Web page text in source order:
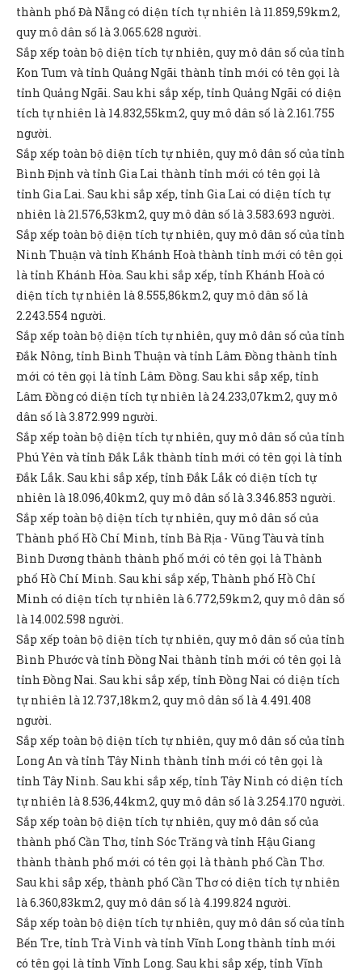
thành phố Đà Nẵng có diện tích tự nhiên là 11.859,59km2,
quy mô dân số là 3.065.628 người.
Sắp xếp toàn bộ diện tích tự nhiên, quy mô dân số của tỉnh
Kon Tum và tỉnh Quảng Ngãi thành tỉnh mới có tên gọi là
tỉnh Quảng Ngãi. Sau khi sắp xếp, tỉnh Quảng Ngãi có diện
tích tự nhiên là 14.832,55km2, quy mô dân số là 2.161.755
người.
Sắp xếp toàn bộ diện tích tự nhiên, quy mô dân số của tỉnh
Bình Định và tỉnh Gia Lai thành tỉnh mới có tên gọi là
tỉnh Gia Lai. Sau khi sắp xếp, tỉnh Gia Lai có diện tích tự
nhiên là 21.576,53km2, quy mô dân số là 3.583.693 người.
Sắp xếp toàn bộ diện tích tự nhiên, quy mô dân số của tỉnh
Ninh Thuận và tỉnh Khánh Hoà thành tỉnh mới có tên gọi
là tỉnh Khánh Hòa. Sau khi sắp xếp, tỉnh Khánh Hoà có
diện tích tự nhiên là 8.555,86km2, quy mô dân số là
2.243.554 người.
Sắp xếp toàn bộ diện tích tự nhiên, quy mô dân số của tỉnh
Đắk Nông, tỉnh Bình Thuận và tỉnh Lâm Đồng thành tỉnh
mới có tên gọi là tỉnh Lâm Đồng. Sau khi sắp xếp, tỉnh
Lâm Đồng có diện tích tự nhiên là 24.233,07km2, quy mô
dân số là 3.872.999 người.
Sắp xếp toàn bộ diện tích tự nhiên, quy mô dân số của tỉnh
Phú Yên và tỉnh Đắk Lắk thành tỉnh mới có tên gọi là tỉnh
Đắk Lắk. Sau khi sắp xếp, tỉnh Đắk Lắk có diện tích tự
nhiên là 18.096,40km2, quy mô dân số là 3.346.853 người.
Sắp xếp toàn bộ diện tích tự nhiên, quy mô dân số của
Thành phố Hồ Chí Minh, tỉnh Bà Rịa - Vũng Tàu và tỉnh
Bình Dương thành thành phố mới có tên gọi là Thành
phố Hồ Chí Minh. Sau khi sắp xếp, Thành phố Hồ Chí
Minh có diện tích tự nhiên là 6.772,59km2, quy mô dân số
là 14.002.598 người.
Sắp xếp toàn bộ diện tích tự nhiên, quy mô dân số của tỉnh
Bình Phước và tỉnh Đồng Nai thành tỉnh mới có tên gọi là
tỉnh Đồng Nai. Sau khi sắp xếp, tỉnh Đồng Nai có diện tích
tự nhiên là 12.737,18km2, quy mô dân số là 4.491.408
người.
Sắp xếp toàn bộ diện tích tự nhiên, quy mô dân số của tỉnh
Long An và tỉnh Tây Ninh thành tỉnh mới có tên gọi là
tỉnh Tây Ninh. Sau khi sắp xếp, tỉnh Tây Ninh có diện tích
tự nhiên là 8.536,44km2, quy mô dân số là 3.254.170 người.
Sắp xếp toàn bộ diện tích tự nhiên, quy mô dân số của
thành phố Cần Thơ, tỉnh Sóc Trăng và tỉnh Hậu Giang
thành thành phố mới có tên gọi là thành phố Cần Thơ.
Sau khi sắp xếp, thành phố Cần Thơ có diện tích tự nhiên
là 6.360,83km2, quy mô dân số là 4.199.824 người.
Sắp xếp toàn bộ diện tích tự nhiên, quy mô dân số của tỉnh
Bến Tre, tỉnh Trà Vinh và tỉnh Vĩnh Long thành tỉnh mới
có tên gọi là tỉnh Vĩnh Long. Sau khi sắp xếp, tỉnh Vĩnh